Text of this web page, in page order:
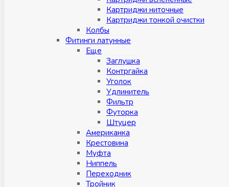
Картриджи ниточные
Картриджи тонкой очистки
Колбы
Фитинги латунные
Eщe
Заглушка
Контргайка
Уголок
Удлинитель
Фильтр
Футорка
Штуцер
Американка
Крестовина
Муфта
Ниппель
Переходник
Тройник